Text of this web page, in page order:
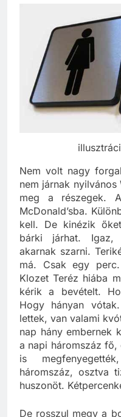
Nem volt nagy
nem járnak nyilvános
meg a részegek.
McDonald’sba.
kell. De kinézik
bárki járhat. Igaz,
akarnak szarni.
má. Csak egy
Klozet Teréz hiába
kérik a bevételt.
Hogy hányan
lettek, van valami
nap hány embernek
a napi háromszáz
is
háromszáz, osztva